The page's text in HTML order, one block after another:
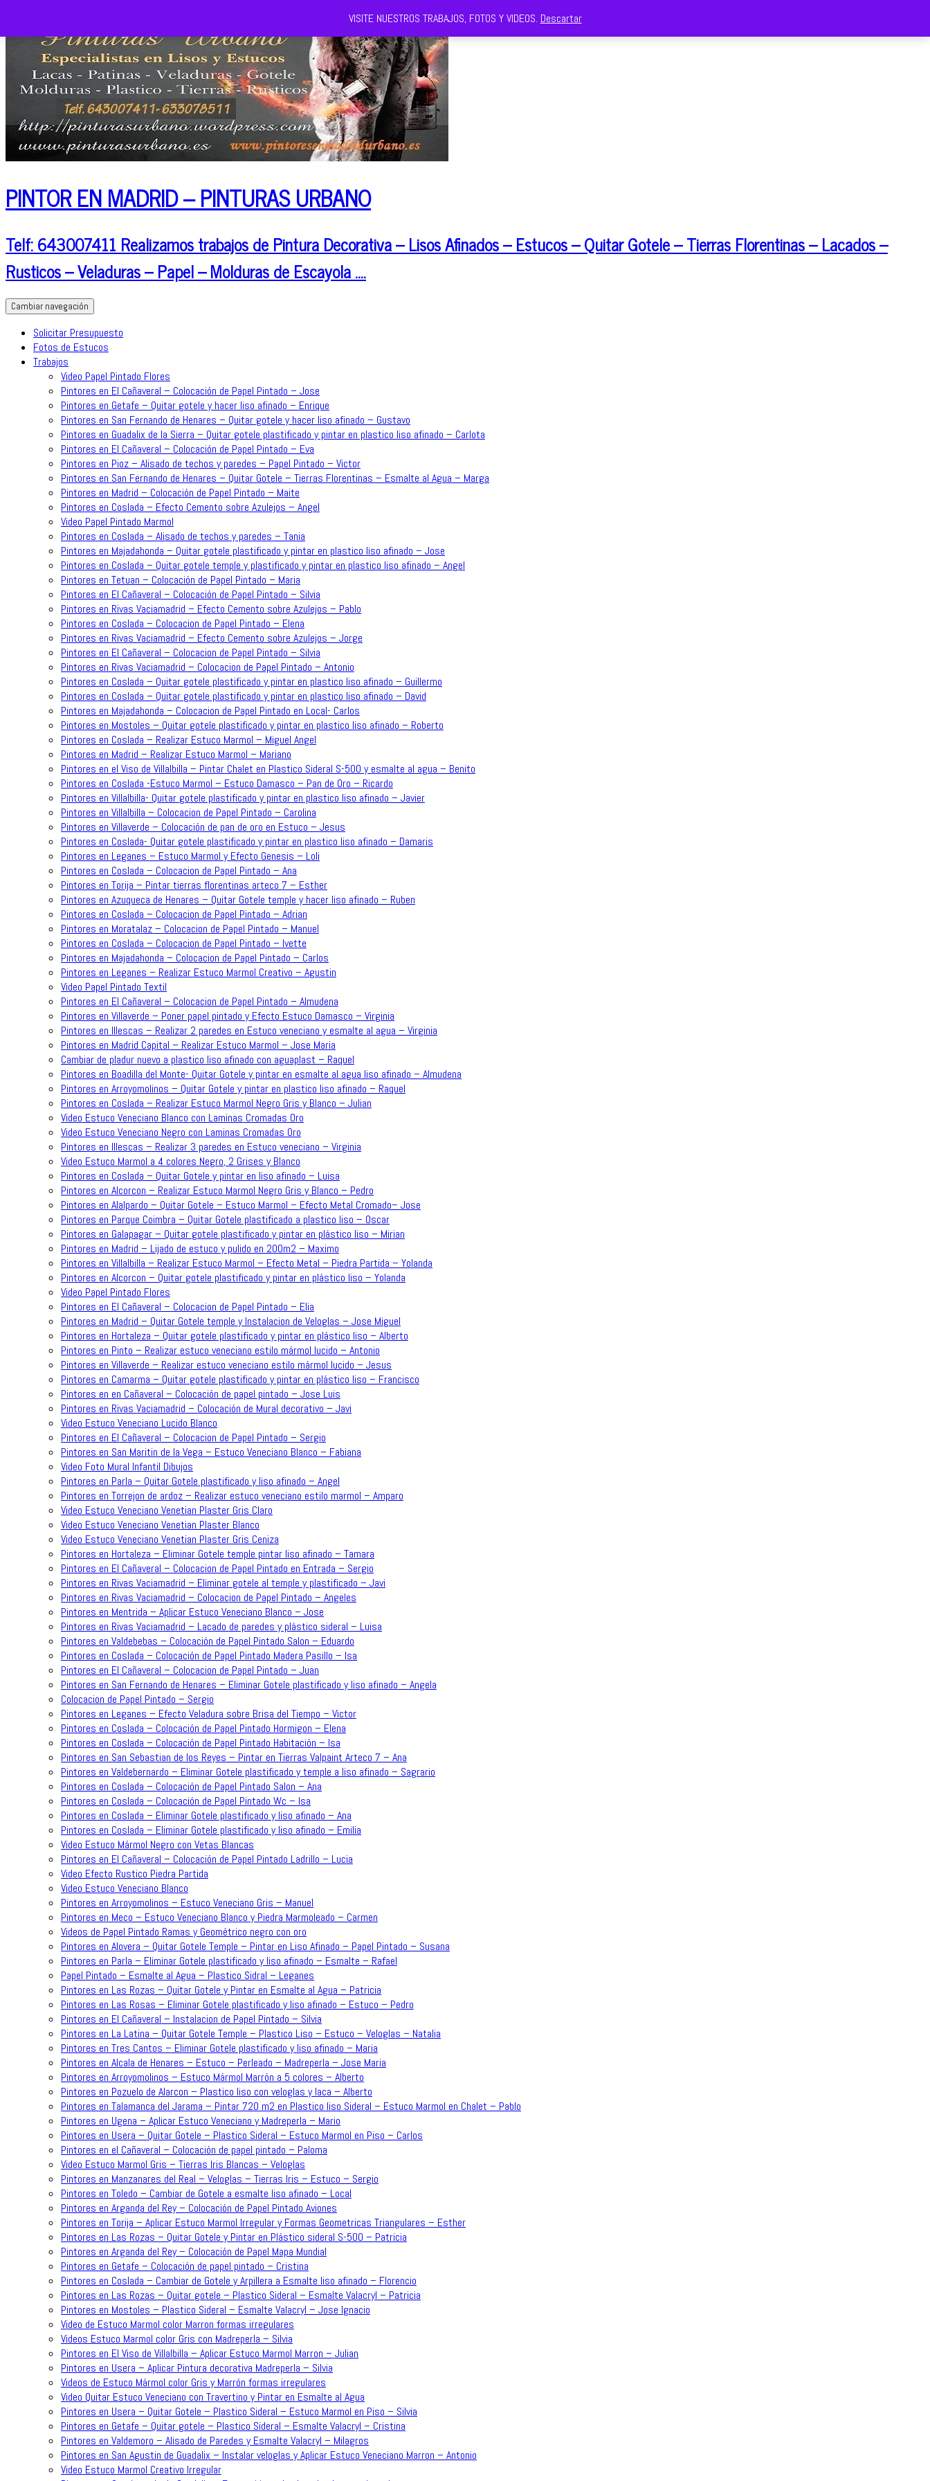
PINTOR EN MADRID – PINTURAS URBANO
Telf: 643007411 Realizamos trabajos de Pintura Decorativa – Lisos Afinados – Estucos – Quitar Gotele – Tierras Florentinas – Lacados –
Rusticos – Veladuras – Papel – Molduras de Escayola ….
Cambiar navegación
Solicitar Presupuesto
Fotos de Estucos
Trabajos
Video Papel Pintado Flores
Pintores en El Cañaveral – Colocación de Papel Pintado – Jose
Pintores en Getafe – Quitar gotele y hacer liso afinado – Enrique
Pintores en San Fernando de Henares – Quitar gotele y hacer liso afinado – Gustavo
Pintores en Guadalix de la Sierra – Quitar gotele plastificado y pintar en plastico liso afinado – Carlota
Pintores en El Cañaveral – Colocación de Papel Pintado – Eva
Pintores en Pioz – Alisado de techos y paredes – Papel Pintado – Victor
Pintores en San Fernando de Henares – Quitar Gotele – Tierras Florentinas – Esmalte al Agua – Marga
Pintores en Madrid – Colocación de Papel Pintado – Maite
Pintores en Coslada – Efecto Cemento sobre Azulejos – Angel
Video Papel Pintado Marmol
Pintores en Coslada – Alisado de techos y paredes – Tania
Pintores en Majadahonda – Quitar gotele plastificado y pintar en plastico liso afinado – Jose
Pintores en Coslada – Quitar gotele temple y plastificado y pintar en plastico liso afinado – Angel
Pintores en Tetuan – Colocación de Papel Pintado – Maria
Pintores en El Cañaveral – Colocación de Papel Pintado – Silvia
Pintores en Rivas Vaciamadrid – Efecto Cemento sobre Azulejos – Pablo
Pintores en Coslada – Colocacion de Papel Pintado – Elena
Pintores en Rivas Vaciamadrid – Efecto Cemento sobre Azulejos – Jorge
Pintores en El Cañaveral – Colocacion de Papel Pintado – Silvia
Pintores en Rivas Vaciamadrid – Colocacion de Papel Pintado – Antonio
Pintores en Coslada – Quitar gotele plastificado y pintar en plastico liso afinado – Guillermo
Pintores en Coslada – Quitar gotele plastificado y pintar en plastico liso afinado – David
Pintores en Majadahonda – Colocacion de Papel Pintado en Local- Carlos
Pintores en Mostoles – Quitar gotele plastificado y pintar en plastico liso afinado – Roberto
Pintores en Coslada – Realizar Estuco Marmol – Miguel Angel
Pintores en Madrid – Realizar Estuco Marmol – Mariano
Pintores en el Viso de Villalbilla – Pintar Chalet en Plastico Sideral S-500 y esmalte al agua – Benito
Pintores en Coslada -Estuco Marmol – Estuco Damasco – Pan de Oro – Ricardo
Pintores en Villalbilla- Quitar gotele plastificado y pintar en plastico liso afinado – Javier
Pintores en Villalbilla – Colocacion de Papel Pintado – Carolina
Pintores en Villaverde – Colocación de pan de oro en Estuco – Jesus
Pintores en Coslada- Quitar gotele plastificado y pintar en plastico liso afinado – Damaris
Pintores en Leganes – Estuco Marmol y Efecto Genesis – Loli
Pintores en Coslada – Colocacion de Papel Pintado – Ana
Pintores en Torija – Pintar tierras florentinas arteco 7 – Esther
Pintores en Azuqueca de Henares – Quitar Gotele temple y hacer liso afinado – Ruben
Pintores en Coslada – Colocacion de Papel Pintado – Adrian
Pintores en Moratalaz – Colocacion de Papel Pintado – Manuel
Pintores en Coslada – Colocacion de Papel Pintado – Ivette
Pintores en Majadahonda – Colocacion de Papel Pintado – Carlos
Pintores en Leganes – Realizar Estuco Marmol Creativo – Agustin
Video Papel Pintado Textil
Pintores en El Cañaveral – Colocacion de Papel Pintado – Almudena
Pintores en Villaverde – Poner papel pintado y Efecto Estuco Damasco – Virginia
Pintores en Illescas – Realizar 2 paredes en Estuco veneciano y esmalte al agua – Virginia
Pintores en Madrid Capital – Realizar Estuco Marmol – Jose Maria
Cambiar de pladur nuevo a plastico liso afinado con aguaplast – Raquel
Pintores en Boadilla del Monte- Quitar Gotele y pintar en esmalte al agua liso afinado – Almudena
Pintores en Arroyomolinos – Quitar Gotele y pintar en plastico liso afinado – Raquel
Pintores en Coslada – Realizar Estuco Marmol Negro Gris y Blanco – Julian
Video Estuco Veneciano Blanco con Laminas Cromadas Oro
Video Estuco Veneciano Negro con Laminas Cromadas Oro
Pintores en Illescas – Realizar 3 paredes en Estuco veneciano – Virginia
Video Estuco Marmol a 4 colores Negro, 2 Grises y Blanco
Pintores en Coslada – Quitar Gotele y pintar en liso afinado – Luisa
Pintores en Alcorcon – Realizar Estuco Marmol Negro Gris y Blanco – Pedro
Pintores en Alalpardo – Quitar Gotele – Estuco Marmol – Efecto Metal Cromado– Jose
Pintores en Parque Coimbra – Quitar Gotele plastificado a plastico liso – Oscar
Pintores en Galapagar – Quitar gotele plastificado y pintar en plástico liso – Mirian
Pintores en Madrid – Lijado de estuco y pulido en 200m2 – Maximo
Pintores en Villalbilla – Realizar Estuco Marmol – Efecto Metal – Piedra Partida – Yolanda
Pintores en Alcorcon – Quitar gotele plastificado y pintar en plástico liso – Yolanda
Video Papel Pintado Flores
Pintores en El Cañaveral – Colocacion de Papel Pintado – Elia
Pintores en Madrid – Quitar Gotele temple y Instalacion de Veloglas – Jose Miguel
Pintores en Hortaleza – Quitar gotele plastificado y pintar en plástico liso – Alberto
Pintores en Pinto – Realizar estuco veneciano estilo mármol lucido – Antonio
Pintores en Villaverde – Realizar estuco veneciano estilo mármol lucido – Jesus
Pintores en Camarma – Quitar gotele plastificado y pintar en plástico liso – Francisco
Pintores en en Cañaveral – Colocación de papel pintado – Jose Luis
Pintores en Rivas Vaciamadrid – Colocación de Mural decorativo – Javi
Video Estuco Veneciano Lucido Blanco
Pintores en El Cañaveral – Colocacion de Papel Pintado – Sergio
Pintores en San Maritin de la Vega – Estuco Veneciano Blanco – Fabiana
Video Foto Mural Infantil Dibujos
Pintores en Parla – Quitar Gotele plastificado y liso afinado – Angel
Pintores en Torrejon de ardoz – Realizar estuco veneciano estilo marmol – Amparo
Video Estuco Veneciano Venetian Plaster Gris Claro
Video Estuco Veneciano Venetian Plaster Blanco
Video Estuco Veneciano Venetian Plaster Gris Ceniza
Pintores en Hortaleza – Eliminar Gotele temple pintar liso afinado – Tamara
Pintores en El Cañaveral – Colocacion de Papel Pintado en Entrada – Sergio
Pintores en Rivas Vaciamadrid – Eliminar gotele al temple y plastificado – Javi
Pintores en Rivas Vaciamadrid – Colocacion de Papel Pintado – Angeles
Pintores en Mentrida – Aplicar Estuco Veneciano Blanco – Jose
Pintores en Rivas Vaciamadrid – Lacado de paredes y plástico sideral – Luisa
Pintores en Valdebebas – Colocación de Papel Pintado Salon – Eduardo
Pintores en Coslada – Colocación de Papel Pintado Madera Pasillo – Isa
Pintores en El Cañaveral – Colocacion de Papel Pintado – Juan
Pintores en San Fernando de Henares – Eliminar Gotele plastificado y liso afinado – Angela
Colocacion de Papel Pintado – Sergio
Pintores en Leganes – Efecto Veladura sobre Brisa del Tiempo – Victor
Pintores en Coslada – Colocación de Papel Pintado Hormigon – Elena
Pintores en Coslada – Colocación de Papel Pintado Habitación – Isa
Pintores en San Sebastian de los Reyes – Pintar en Tierras Valpaint Arteco 7 – Ana
Pintores en Valdebernardo – Eliminar Gotele plastificado y temple a liso afinado – Sagrario
Pintores en Coslada – Colocación de Papel Pintado Salon – Ana
Pintores en Coslada – Colocación de Papel Pintado Wc – Isa
Pintores en Coslada – Eliminar Gotele plastificado y liso afinado – Ana
Pintores en Coslada – Eliminar Gotele plastificado y liso afinado – Emilia
Video Estuco Mármol Negro con Vetas Blancas
Pintores en El Cañaveral – Colocación de Papel Pintado Ladrillo – Lucia
Video Efecto Rustico Piedra Partida
Video Estuco Veneciano Blanco
Pintores en Arroyomolinos – Estuco Veneciano Gris – Manuel
Pintores en Meco – Estuco Veneciano Blanco y Piedra Marmoleado – Carmen
Videos de Papel Pintado Ramas y Geométrico negro con oro
Pintores en Alovera – Quitar Gotele Temple – Pintar en Liso Afinado – Papel Pintado – Susana
Pintores en Parla – Eliminar Gotele plastificado y liso afinado – Esmalte – Rafael
Papel Pintado – Esmalte al Agua – Plastico Sidral – Leganes
Pintores en Las Rozas – Quitar Gotele y Pintar en Esmalte al Agua – Patricia
Pintores en Las Rosas – Eliminar Gotele plastificado y liso afinado – Estuco – Pedro
Pintores en El Cañaveral – Instalacion de Papel Pintado – Silvia
Pintores en La Latina – Quitar Gotele Temple – Plastico Liso – Estuco – Veloglas – Natalia
Pintores en Tres Cantos – Eliminar Gotele plastificado y liso afinado – Maria
Pintores en Alcala de Henares – Estuco – Perleado – Madreperla – Jose Maria
Pintores en Arroyomolinos – Estuco Mármol Marrón a 5 colores – Alberto
Pintores en Pozuelo de Alarcon – Plastico liso con veloglas y laca – Alberto
Pintores en Talamanca del Jarama – Pintar 720 m2 en Plastico liso Sideral – Estuco Marmol en Chalet – Pablo
Pintores en Ugena – Aplicar Estuco Veneciano y Madreperla – Mario
Pintores en Usera – Quitar Gotele – Plastico Sideral – Estuco Marmol en Piso – Carlos
Pintores en el Cañaveral – Colocación de papel pintado – Paloma
Video Estuco Marmol Gris – Tierras Iris Blancas – Veloglas
Pintores en Manzanares del Real – Veloglas – Tierras Iris – Estuco – Sergio
Pintores en Toledo – Cambiar de Gotele a esmalte liso afinado – Local
Pintores en Arganda del Rey – Colocación de Papel Pintado Aviones
Pintores en Torija – Aplicar Estuco Marmol Irregular y Formas Geometricas Triangulares – Esther
Pintores en Las Rozas – Quitar Gotele y Pintar en Plástico sideral S-500 – Patricia
Pintores en Arganda del Rey – Colocación de Papel Mapa Mundial
Pintores en Getafe – Colocación de papel pintado – Cristina
Pintores en Coslada – Cambiar de Gotele y Arpillera a Esmalte liso afinado – Florencio
Pintores en Las Rozas – Quitar gotele – Plastico Sideral – Esmalte Valacryl – Patricia
Pintores en Mostoles – Plastico Sideral – Esmalte Valacryl – Jose Ignacio
Video de Estuco Marmol color Marron formas irregulares
Videos Estuco Marmol color Gris con Madreperla – Silvia
Pintores en El Viso de Villalbilla – Aplicar Estuco Marmol Marron – Julian
Pintores en Usera – Aplicar Pintura decorativa Madreperla – Silvia
Videos de Estuco Mármol color Gris y Marrón formas irregulares
Video Quitar Estuco Veneciano con Travertino y Pintar en Esmalte al Agua
Pintores en Usera – Quitar Gotele – Plastico Sideral – Estuco Marmol en Piso – Silvia
Pintores en Getafe – Quitar gotele – Plastico Sideral – Esmalte Valacryl – Cristina
Pintores en Valdemoro – Alisado de Paredes y Esmalte Valacryl – Milagros
Pintores en San Agustin de Guadalix – Instalar veloglas y Aplicar Estuco Veneciano Marron – Antonio
Video Estuco Marmol Creativo Irregular
VISITE NUESTROS TRABAJOS, FOTOS Y VIDEOS. Descartar